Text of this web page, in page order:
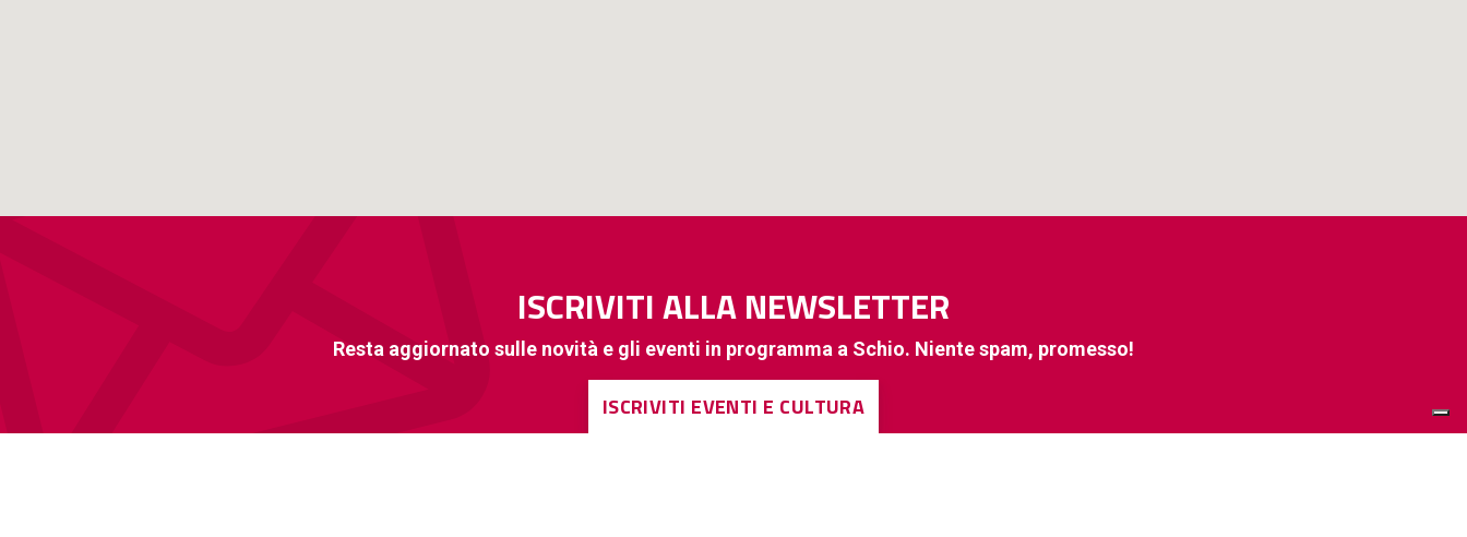
ISCRIVITI ALLA NEWSLETTER
Resta aggiornato sulle novità e gli eventi in programma a Schio. Niente spam, promesso!
ISCRIVITI EVENTI E CULTURA